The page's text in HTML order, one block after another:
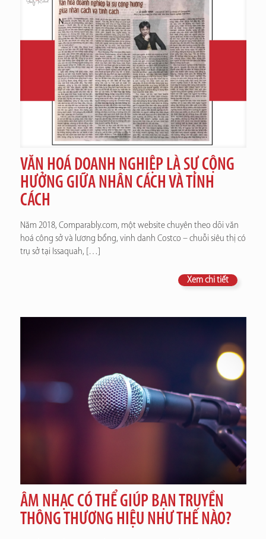
VĂN HOÁ DOANH NGHIỆP LÀ SỰ CỘNG
HƯỞNG GIỮA NHÂN CÁCH VÀ TÍNH
CÁCH
Năm 2018, Comparably.com, một website chuyên theo dõi văn
hoá công sở và lương bổng, vinh danh Costco – chuỗi siêu thị có
trụ sở tại Issaquah, […]
Xem chi tiết
ÂM NHẠC CÓ THỂ GIÚP BẠN TRUYỀN
THÔNG THƯƠNG HIỆU NHƯ THẾ NÀO?